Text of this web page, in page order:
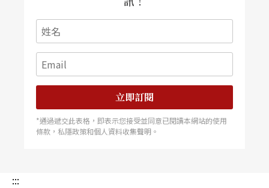
立即訂閱
*通過遞交此表格，即表示您接受並同意已閱讀本網站的使用
條款，私隱政策和個人資料收集聲明。
:::